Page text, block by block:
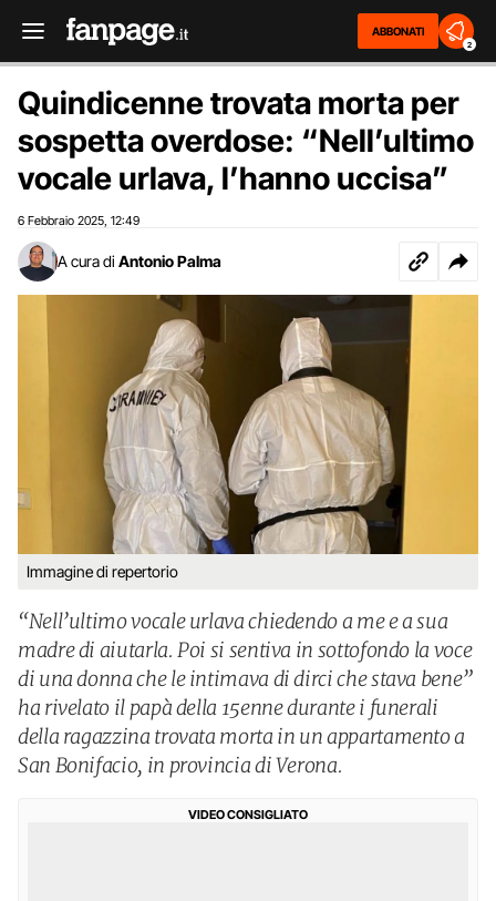
ABBONATI
2
Quindicenne trovata morta per
sospetta overdose: “Nell’ultimo
vocale urlava, l’hanno uccisa”
6 Febbraio 2025 12:49
A cura di Antonio Palma
Immagine di repertorio
“Nell’ultimo vocale urlava chiedendo a me e a sua
madre di aiutarla. Poi si sentiva in sottofondo la voce
di una donna che le intimava di dirci che stava bene”
ha rivelato il papà della 15enne durante i funerali
della ragazzina trovata morta in un appartamento a
San Bonifacio, in provincia di Verona.
VIDEO CONSIGLIATO